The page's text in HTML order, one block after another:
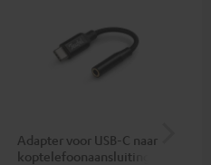
Adapter voor USB-C naar
koptelefoonaansluiting